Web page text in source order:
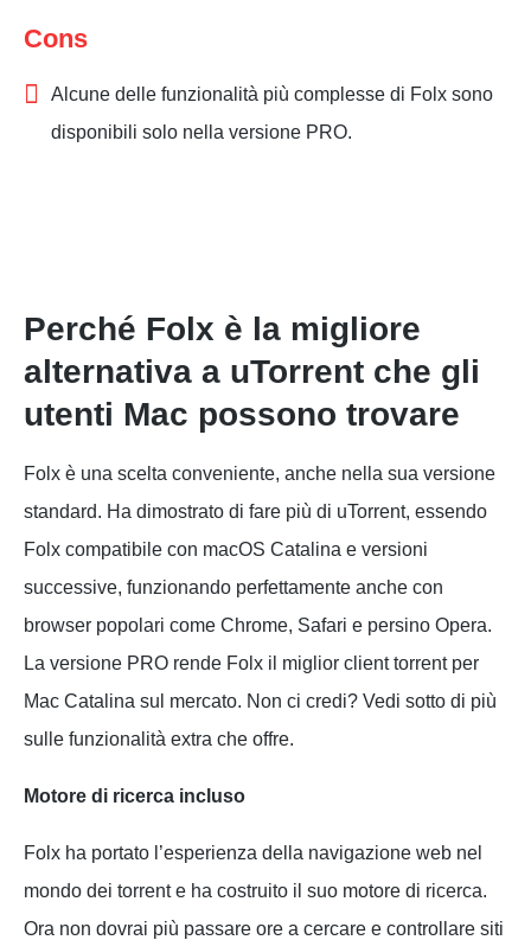
Cons
Alcune delle funzionalità più complesse di Folx sono
disponibili solo nella versione PRO.
Perché Folx è la migliore
alternativa a uTorrent che gli
utenti Mac possono trovare
Folx è una scelta conveniente, anche nella sua versione
standard. Ha dimostrato di fare più di uTorrent, essendo
Folx compatibile con macOS Catalina e versioni
successive, funzionando perfettamente anche con
browser popolari come Chrome, Safari e persino Opera.
La versione PRO rende Folx il miglior client torrent per
Mac Catalina sul mercato. Non ci credi? Vedi sotto di più
sulle funzionalità extra che offre.
Motore di ricerca incluso
Folx ha portato l’esperienza della navigazione web nel
mondo dei torrent e ha costruito il suo motore di ricerca.
Ora non dovrai più passare ore a cercare e controllare siti